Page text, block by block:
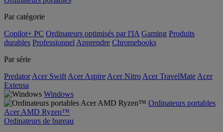
Par catégorie
Copilot+ PC Ordinateurs optimisés par l'IA Gaming Produits
durables Professionnel Apprendre Chromebooks
Par série
Predator Acer Swift Acer Aspire Acer Nitro Acer TravelMate Acer
Extensa
Windows
Ordinateurs portables
Acer AMD Ryzen™
Ordinateurs de bureau